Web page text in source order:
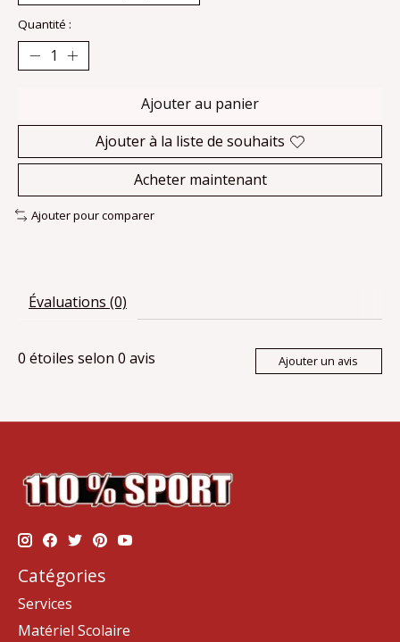
Quantité :
Ajouter au panier
Ajouter à la liste de souhaits
Acheter maintenant
Ajouter pour comparer
Évaluations (0)
0 étoiles selon 0 avis Ajouter un avis
Catégories
Services
Matériel Scolaire